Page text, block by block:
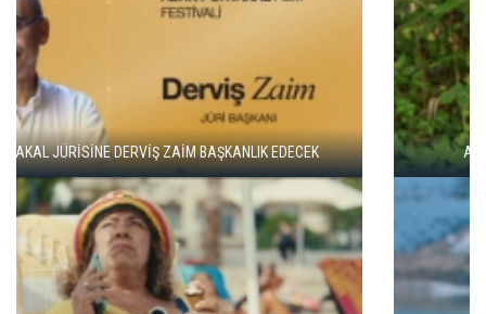
ADANA ALTIN KOZA'DA JÜRİ BAŞKANI ZUHAL OLCAY